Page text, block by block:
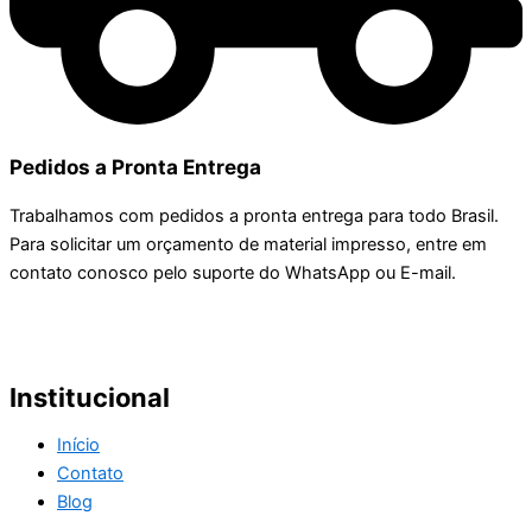
Pedidos a Pronta Entrega
Trabalhamos com pedidos a pronta entrega para todo Brasil.
Para solicitar um orçamento de material impresso, entre em
contato conosco pelo suporte do WhatsApp ou E-mail.
Institucional
Início
Contato
Blog